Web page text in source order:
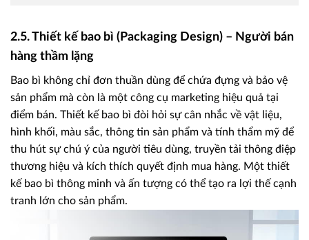
2.5. Thiết kế bao bì (Packaging Design) – Người bán
hàng thầm lặng
Bao bì không chỉ đơn thuần dùng để chứa đựng và bảo vệ
sản phẩm mà còn là một công cụ marketing hiệu quả tại
điểm bán. Thiết kế bao bì đòi hỏi sự cân nhắc về vật liệu,
hình khối, màu sắc, thông tin sản phẩm và tính thẩm mỹ để
thu hút sự chú ý của người tiêu dùng, truyền tải thông điệp
thương hiệu và kích thích quyết định mua hàng. Một thiết
kế bao bì thông minh và ấn tượng có thể tạo ra lợi thế cạnh
tranh lớn cho sản phẩm.